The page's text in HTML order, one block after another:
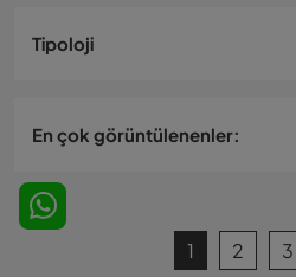
Tipoloji
En çok görüntülenenler:
1 2 3